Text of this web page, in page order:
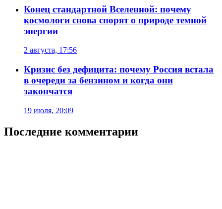
Конец стандартной Вселенной: почему
космологи снова спорят о природе темной
энергии
2 августа, 17:56
Кризис без дефицита: почему Россия встала
в очереди за бензином и когда они
закончатся
19 июля, 20:09
Последние комментарии